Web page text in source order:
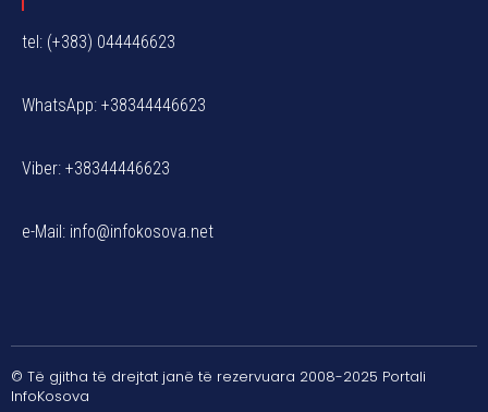
tel: (+383) 044446623
WhatsApp: +38344446623
Viber: +38344446623
e-Mail: info@infokosova.net
© Të gjitha të drejtat janë të rezervuara 2008-2025 Portali
InfoKosova